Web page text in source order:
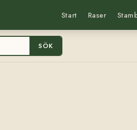
Start Raser
SÖK